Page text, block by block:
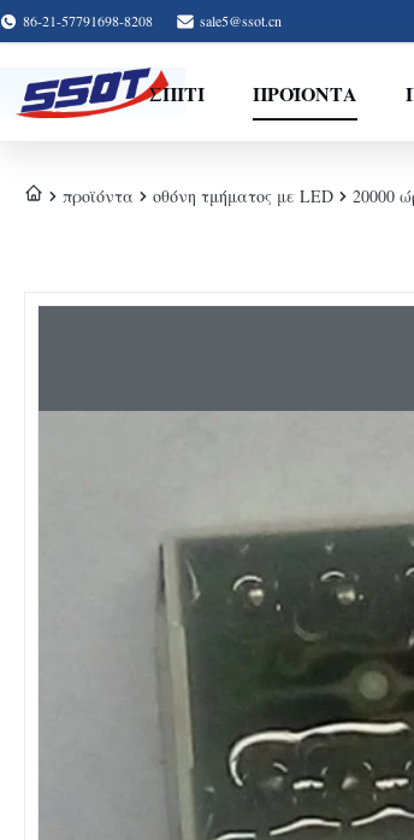
86-21-57791698-8208 sale5@ssot.cn
ΣΠΊΤΙ ΠΡΟΪΌΝΤΑ
προϊόντα οθόνη τμήματος με LED 20000